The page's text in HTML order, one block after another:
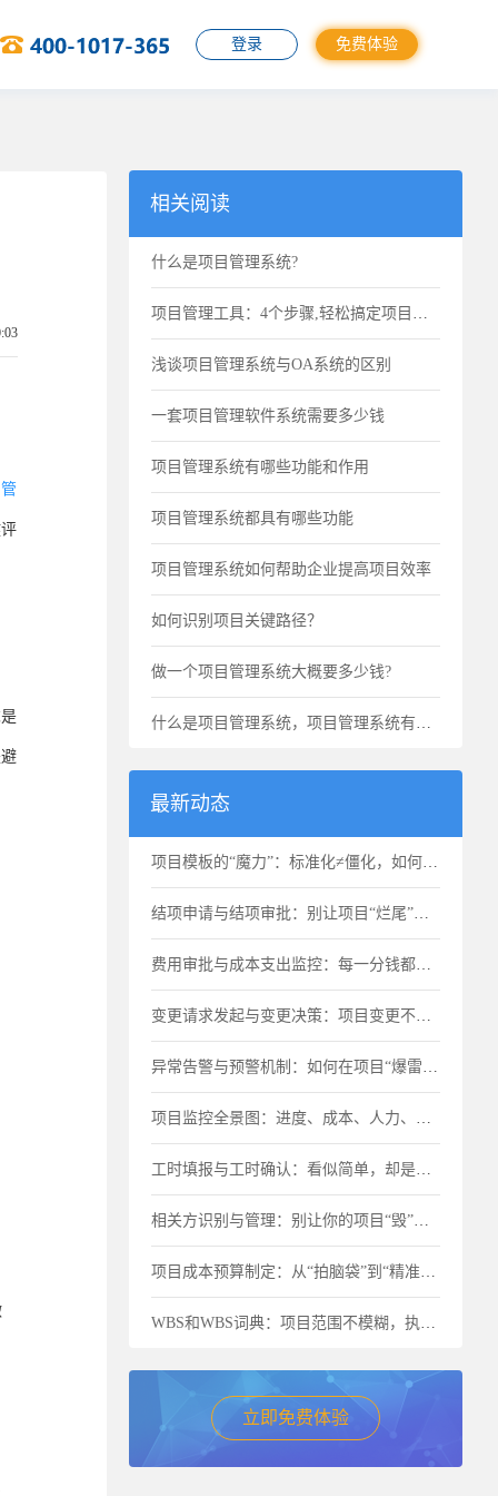
登录 免费体验
相关阅读
什么是项目管理系统?
项目管理工具：4个步骤,轻松搞定项目进度计划
浅谈项目管理系统与OA系统的区别
一套项目管理软件系统需要多少钱
项目管理系统有哪些功能和作用
项目管理系统都具有哪些功能
项目管理系统如何帮助企业提高项目效率
如何识别项目关键路径？
做一个项目管理系统大概要多少钱?
什么是项目管理系统，项目管理系统有什么用
最新动态
项目模板的“魔力”：标准化≠僵化，如何选用合适的项目模版？
结项申请与结项审批：别让项目“烂尾”，也别让项目“无限延期”
费用审批与成本支出监控：每一分钱都要花得明明白白
变更请求发起与变更决策：项目变更不是“洪水猛兽”，但要管住流程
异常告警与预警机制：如何在项目“爆雷”前及时止损？
项目监控全景图：进度、成本、人力、物料一个都不能少
工时填报与工时确认：看似简单，却是成本失控的最大漏洞
相关方识别与管理：别让你的项目“毁”在忽视关键人上
项目成本预算制定：从“拍脑袋”到“精准核算”的进阶之路
WBS和WBS词典：项目范围不模糊，执行才不跑偏
立即免费体验